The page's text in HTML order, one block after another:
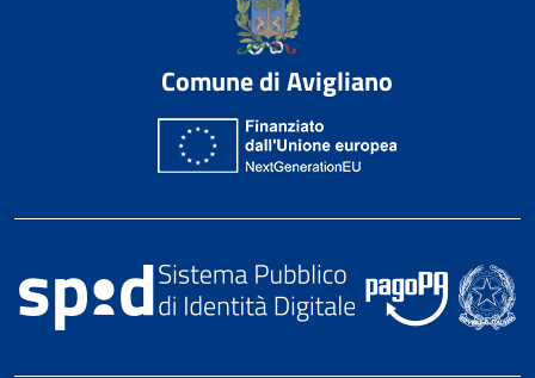
Comune di Avigliano